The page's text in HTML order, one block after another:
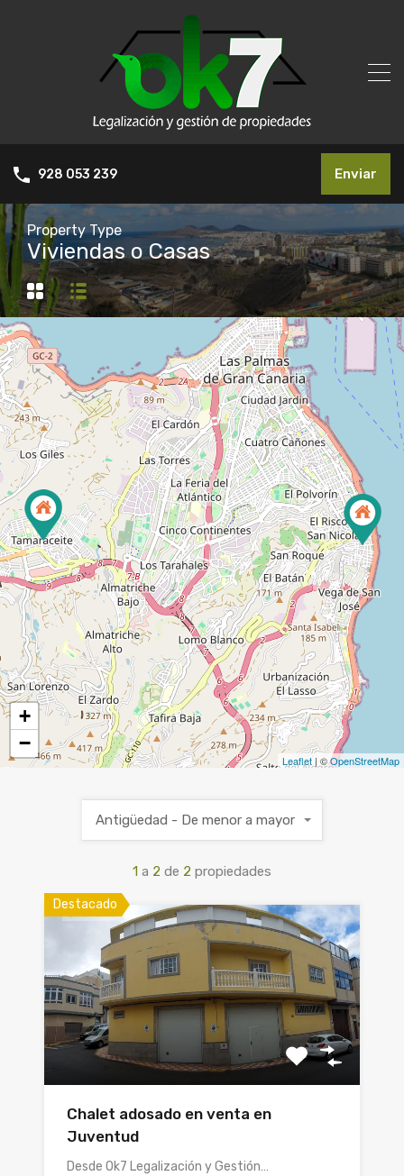
928 053 239 Enviar
Property Type
Viviendas o Casas
+
−
Leaflet | ©OpenStreetMap
1 a 2 de 2 propiedades
Antigüedad - De menor a mayor
Destacado
Chalet adosado en venta en
Juventud
Desde Ok7 Legalización y Gestión…